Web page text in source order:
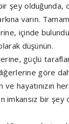
şey olduğunda,
varın.
içinde
düşünün.
güçlü
göre
hayatınızın
imkansız bir şey